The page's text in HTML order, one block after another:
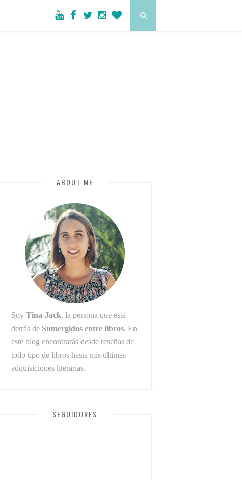
ABOUT ME
Soy Tina-Jack, la persona que está
detrás de Sumergidos entre libros. En
este blog encontrarás desde reseñas de
todo tipo de libros hasta mis últimas
adquisiciones literarias.
SEGUIDORES